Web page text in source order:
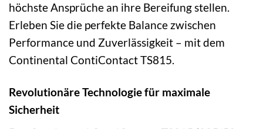
höchste Ansprüche an ihre Bereifung stellen.
Erleben Sie die perfekte Balance zwischen
Performance und Zuverlässigkeit – mit dem
Continental ContiContact TS815.
Revolutionäre Technologie für maximale
Sicherheit